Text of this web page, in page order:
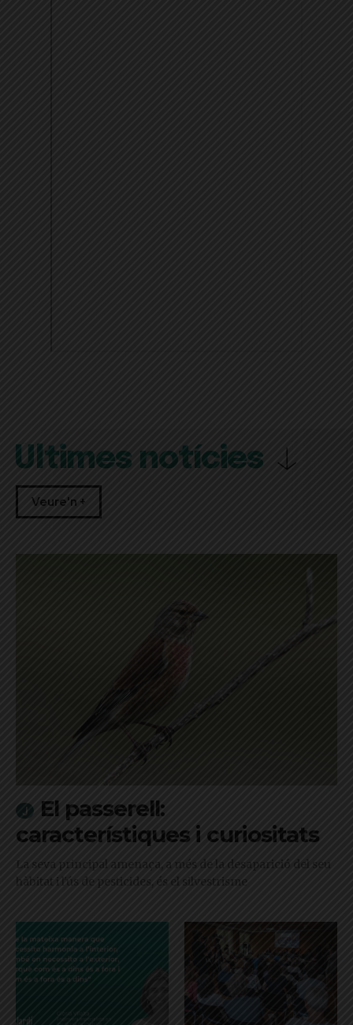
Últimes notícies
Veure'n +
El passerell:
característiques i curiositats
La seva principal amenaça, a més de la desaparició del seu
hàbitat i l'ús de pesticides, és el silvestrisme